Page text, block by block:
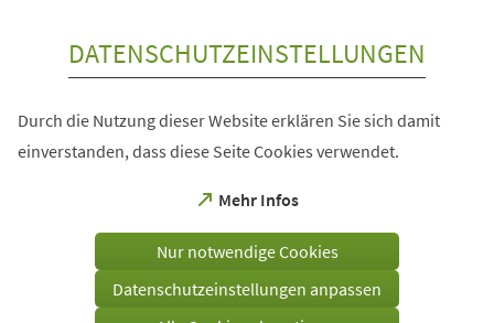
DATENSCHUTZEINSTELLUNGEN
Durch die Nutzung dieser Website erklären Sie sich damit
einverstanden, dass diese Seite Cookies verwendet.
Mehr Infos
(Öffnet
einem
Tab)
Nur notwendige Cookies
Datenschutzeinstellungen anpassen